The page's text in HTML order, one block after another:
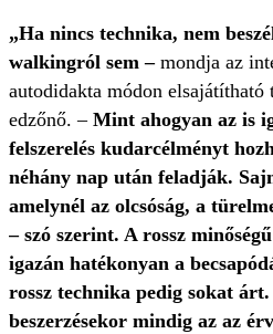
„Ha nincs technika, nem
walkingról sem –mondja az
autodidakta módon elsajátítható
edzőnő. –Mint ahogyan az is
felszerelés kudarcélményt
néhány nap után feladják.
amelynél az olcsóság, a
– szó szerint. A rossz
igazán hatékonyan a
rossz technika pedig sokat
beszerzésekor mindig az az